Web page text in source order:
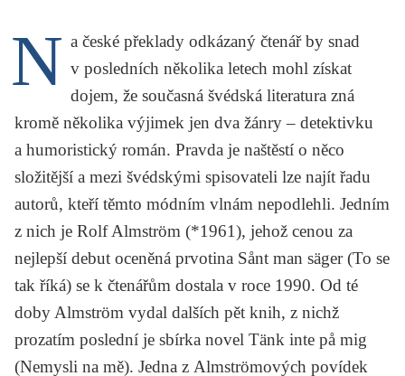
KRITIKA PŘEKLADU
UKÁZKA
SLOUPEK
ILIGLOSA
N a české překlady odkázaný čtenář by snad
v posledních několika letech mohl získat
dojem, že současná švédská literatura zná
kromě několika výjimek jen dva žánry – detektivku
a humoristický román. Pravda je naštěstí o něco
složitější a mezi švédskými spisovateli lze najít řadu
autorů, kteří těmto módním vlnám nepodlehli. Jedním
z nich je Rolf Almström (*1961), jehož cenou za
nejlepší debut oceněná prvotina Sånt man säger(To se
tak říká) se k čtenářům dostala v roce 1990. Od té
doby Almström vydal dalších pět knih, z nichž
prozatím poslední je sbírka novel Tänk inte på mig
(Nemysli na mě). Jedna z Almströmových povídek